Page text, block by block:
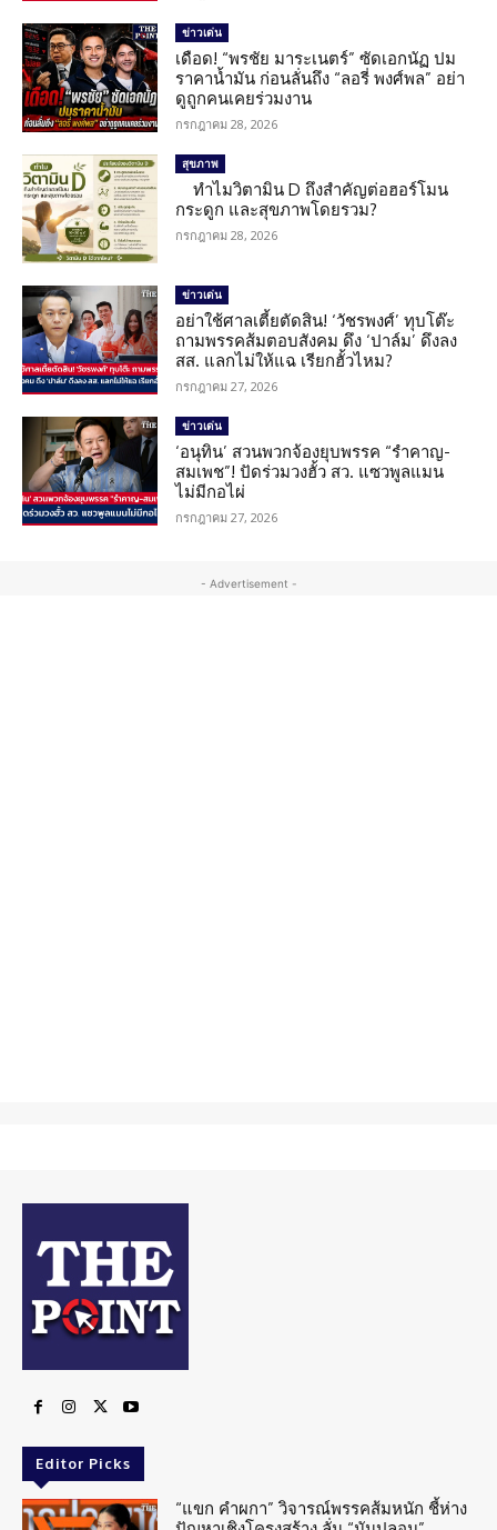
ข่าวเด่น
เดือด! “พรชัย มาระเนตร์” ซัดเอกนัฏ ปม
ราคาน้ำมัน ก่อนลั่นถึง “ลอรี่ พงศ์พล” อย่า
ดูถูกคนเคยร่วมงาน
กรกฎาคม 28, 2026
สุขภาพ
ทำไมวิตามิน D ถึงสำคัญต่อฮอร์โมน
กระดูก และสุขภาพโดยรวม?
กรกฎาคม 28, 2026
ข่าวเด่น
อย่าใช้ศาลเตี้ยตัดสิน! ‘วัชรพงศ์’ ทุบโต๊ะ
ถามพรรคส้มตอบสังคม ดึง ‘ปาล์ม’ ดึงลง
สส. แลกไม่ให้แฉ เรียกฮั้วไหม?
กรกฎาคม 27, 2026
ข่าวเด่น
‘อนุทิน’ สวนพวกจ้องยุบพรรค “รำคาญ-
สมเพช”! ปัดร่วมวงฮั้ว สว. แซวพูลแมน
ไม่มีกอไผ่
กรกฎาคม 27, 2026
- Advertisement -
Editor Picks
“แขก คำผกา” วิจารณ์พรรคส้มหนัก ชี้ห่าง